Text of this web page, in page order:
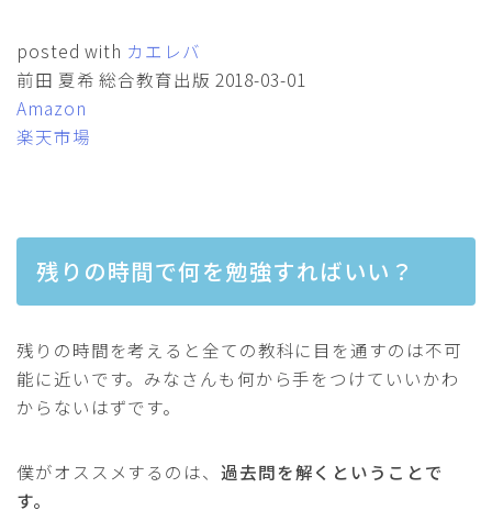
posted with カエレバ
前田 夏希 総合教育出版 2018-03-01
Amazon
楽天市場
残りの時間で何を勉強すればいい？
残りの時間を考えると全ての教科に目を通すのは不可
能に近いです。みなさんも何から手をつけていいかわ
からないはずです。
僕がオススメするのは、 過去問を解くということで
す。